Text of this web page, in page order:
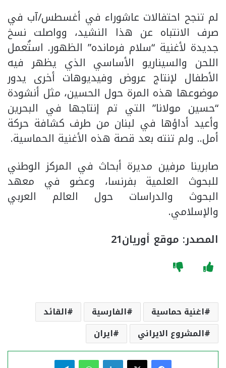
لم تنجح احتفالات عاشوراء في أغسطس/آب في
صرف الانتباه عن هذا النشيد، وواصلت نسخ
جديدة لأغنية “سلام فرمانده” الظهور. استُعمل
اللحن والسيناريو الأساسي الذي يظهر فيه
الأطفال لإنتاج عروض وفيديوهات أخرى يدور
موضوعها هذه المرة حول الحسين، مثل أنشودة
“حسين مولانا” التي تم إنتاجها في البحرين
وأعيد أداؤها في لبنان من طرف كشافة حركة
أمل.. ولم تنته بعد قصة هذه الأغنية الحماسية.
صابرينا مرفين مديرة أبحاث في المركز الوطني
للبحوث العلمية بفرنسا، وعضو في معهد
البحوث والدراسات حول العالم العربي
والإسلامي.
المصدر: موقع أوريان21
اغنية حماسية الفارسية
القائد
المشروع الايراني
ايران
فيسبوك لينكدإن واتساب